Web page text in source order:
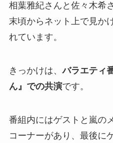
相葉雅紀さんと佐々木希
末頃からネット上で見か
れています。
きっかけは、バラエティ
ん』での共演です。
番組内にはゲストと嵐の
コーナーがあり、最後に